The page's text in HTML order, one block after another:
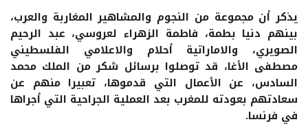
يذكر أن مجموعة من النجوم والمشاهير المغاربة والعرب،
بينهم دنيا بطمة، فاطمة الزهراء لعروسي، عبد الرحيم
الصويري، والاماراتية أحلام والاعلامي الفلسطيني
مصطفى الأغا، قد توصلوا برسائل شكر من الملك محمد
السادس، عن الأعمال التي قدموها، تعبيرا منهم عن
سعادتهم بعودته للمغرب بعد العملية الجراحية التي أجراها
في فرنسا.